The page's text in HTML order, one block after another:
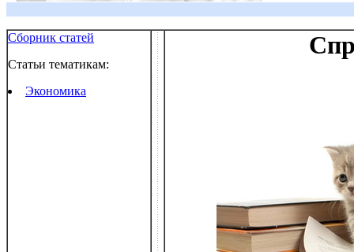
Сборник статей
Статьи тематикам:
Экономика